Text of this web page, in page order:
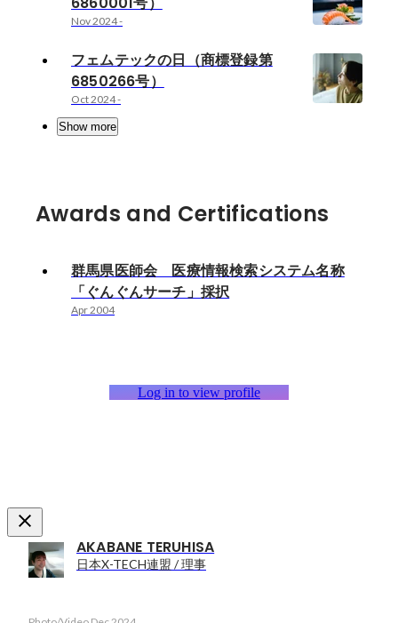
Nov 2024-
フェムテックの日（商標登録第
6850266号）
Oct 2024-
Show more
Awards and Certifications
群馬県医師会 医療情報検索システム名称
「ぐんぐんサーチ」採択
Apr 2004
Log in to view profile
AKABANE TERUHISA
日本X-TECH連盟 / 理事